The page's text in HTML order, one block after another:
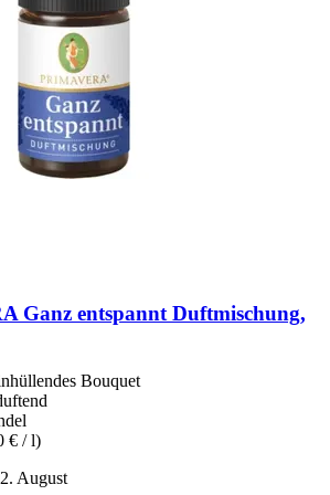
Ganz entspannt Duftmischung,
Bouquet
€ / l)
August